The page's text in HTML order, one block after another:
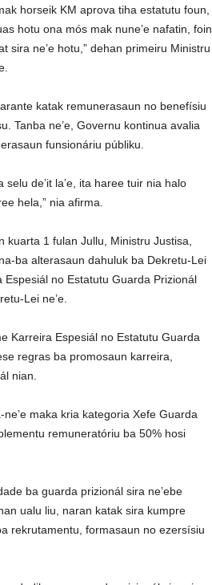
horseik KM aprova tiha estatutu foun,
hotu ona mós mak nune’e nafatin, foin
sira ne’e hotu,” dehan primeiru Ministru
katak remunerasaun no benefísiu
Tanba ne’e, Governu kontinua avalia
funsionáriu públiku.
selu de’it la’e, ita haree tuir nia halo
hela,” nia afirma.
1 fulan Jullu, Ministru Justisa,
ba alterasaun dahuluk ba Dekretu-Lei
no Estatutu Guarda Prizionál
Lei ne’e.
Karreira Espesiál no Estatutu Guarda
regras ba promosaun karreira,
nian.
maka kria kategoria Xefe Guarda
remuneratóriu ba 50% hosi
ba guarda prizionál sira ne’ebe
ualu liu, naran katak sira kumpre
rekrutamentu, formasaun no ezersísiu